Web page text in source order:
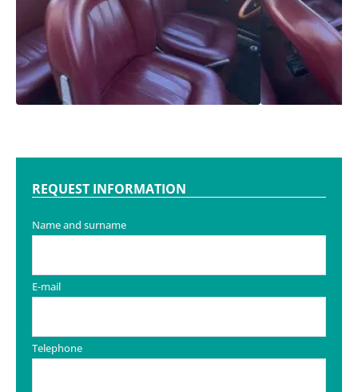
REQUEST INFORMATION
Name and surname
E-mail
Telephone